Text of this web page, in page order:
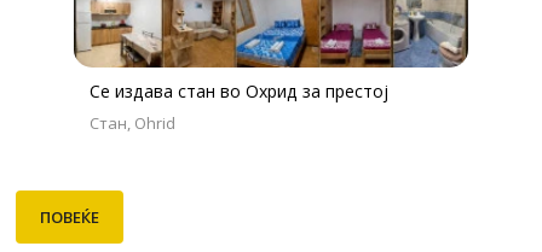
Се издава стан во Охрид за престој
Стан Ohrid
ПОВЕЌЕ